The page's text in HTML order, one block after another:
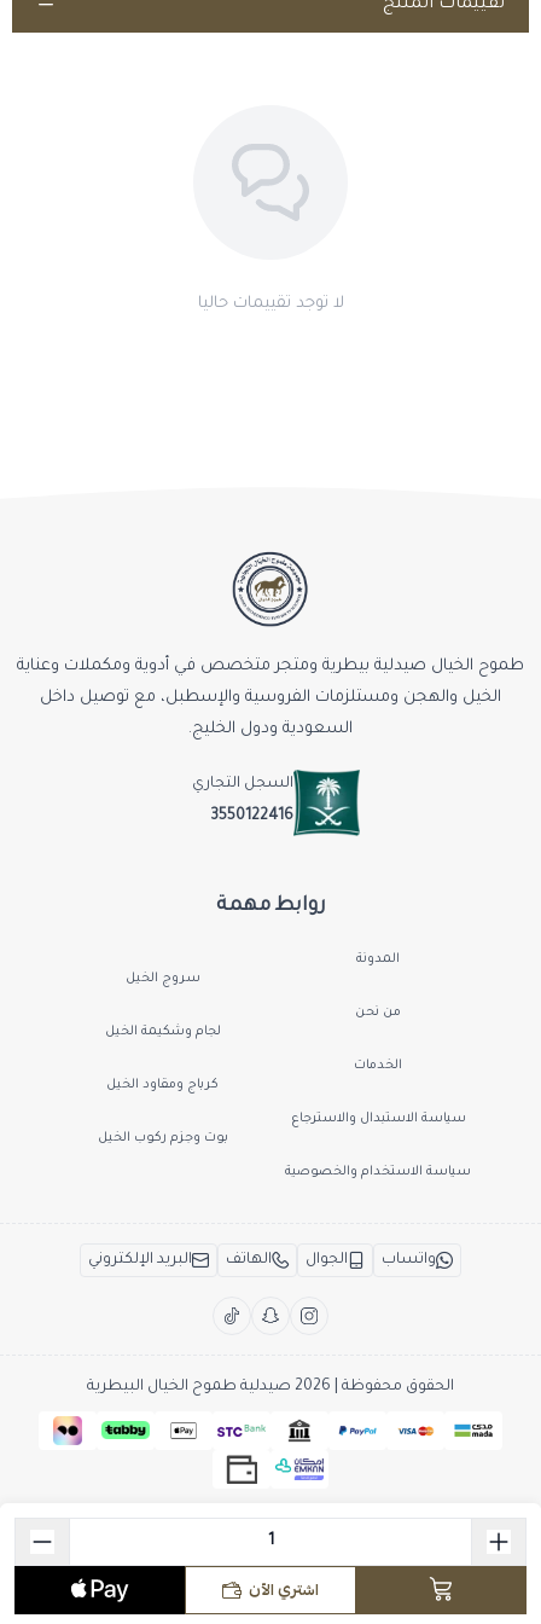
حقنها وريدياً، مما يسهل إعطائها ويقلل من تهيج الوريد.
اشتري الآن
اطلب المنتج
تقييمات المنتج
لا توجد تقييمات حاليا
روابط مهمة
المدونة
من نحن
الخدمات
سياسة الاستبدال والاسترجاع
سياسة الاستخدام والخصوصية
سروج الخيل
لجام وشكيمة الخيل
كرباج ومقاود الخيل
بوت وجزم ركوب الخيل
طموح الخيال صيدلية بيطرية ومتجر متخصص في أدوية ومكملات وعناية
الخيل والهجن ومستلزمات الفروسية والإسطبل، مع توصيل داخل
السعودية ودول الخليج.
السجل التجاري
3550122416
واتساب الجوال الهاتف البريد الإلكتروني
الحقوق محفوظة | 2026 صيدلية طموح الخيال البيطرية